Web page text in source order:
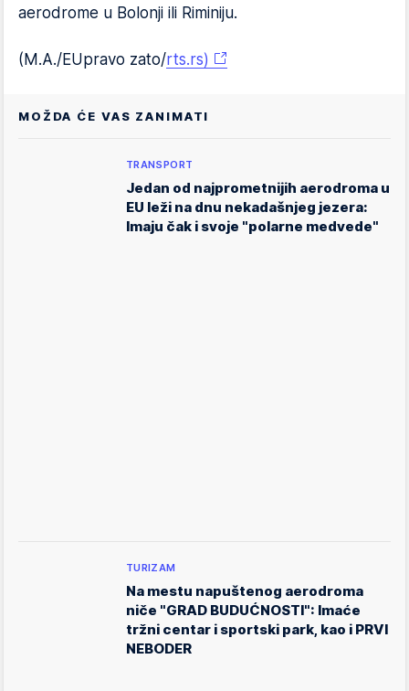
aerodrome u Bolonji ili Riminiju.
(M.A./EUpravo zato/rts.rs)
MOŽDA ĆE VAS ZANIMATI
TRANSPORT
Jedan od najprometnijih aerodroma u
EU leži na dnu nekadašnjeg jezera:
Imaju čak i svoje "polarne medvede"
TURIZAM
Na mestu napuštenog aerodroma
niče "GRAD BUDUĆNOSTI": Imaće
tržni centar i sportski park, kao i PRVI
NEBODER